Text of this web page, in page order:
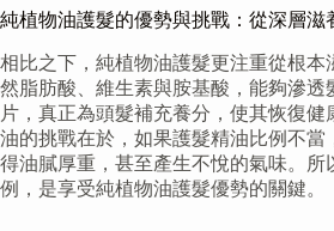
純植物油護髮的優勢與挑戰：從深層滋
相比之下，純植物油護髮更注重從根本
然脂肪酸、維生素與胺基酸，能夠滲透
片，真正為頭髮補充養分，使其恢復
油的挑戰在於，如果護髮精油比例不當
得油膩厚重，甚至產生不悅的氣味。所
例，是享受純植物油護髮優勢的關鍵。